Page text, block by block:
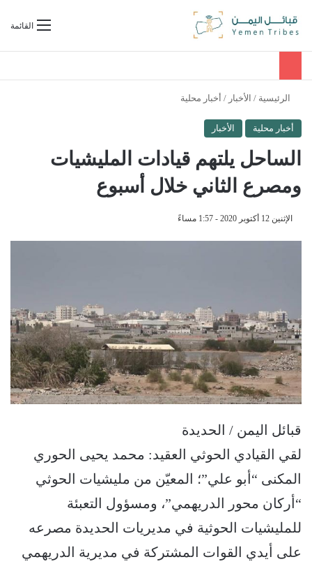
القائمةبحث عن
الرئيسية / الأخبار / أخبار محلية
أخبار محلية الأخبار
الساحل يلتهم قيادات المليشيات
ومصرع الثاني خلال أسبوع
الإثنين 12 أكتوبر 2020 - 1:57 مساءً
قبائل اليمن / الحديدة
لقي القيادي الحوثي العقيد: محمد يحيى الحوري
المكنى “أبو علي”؛ المعيّن من مليشيات الحوثي
“أركان محور الدريهمي”، ومسؤول التعبئة
للمليشيات الحوثية في مديريات الحديدة مصرعه
على أيدي القوات المشتركة في مديرية الدريهمي